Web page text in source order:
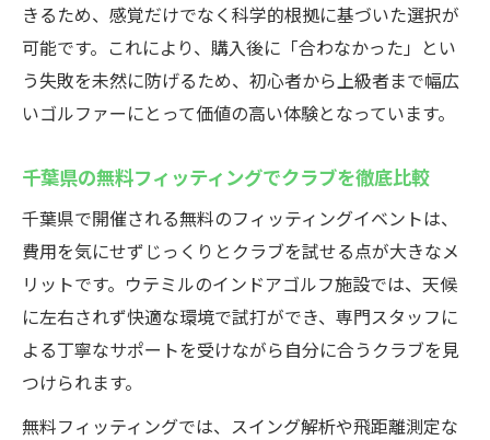
きるため、感覚だけでなく科学的根拠に基づいた選択が
可能です。これにより、購入後に「合わなかった」とい
う失敗を未然に防げるため、初心者から上級者まで幅広
いゴルファーにとって価値の高い体験となっています。
千葉県の無料フィッティングでクラブを徹底比較
千葉県で開催される無料のフィッティングイベントは、
費用を気にせずじっくりとクラブを試せる点が大きなメ
リットです。ウテミルのインドアゴルフ施設では、天候
に左右されず快適な環境で試打ができ、専門スタッフに
よる丁寧なサポートを受けながら自分に合うクラブを見
つけられます。
無料フィッティングでは、スイング解析や飛距離測定な